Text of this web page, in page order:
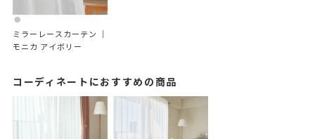
ミラーレースカーテン ｜
モニカ アイボリー
コーディネートにおすすめの商品